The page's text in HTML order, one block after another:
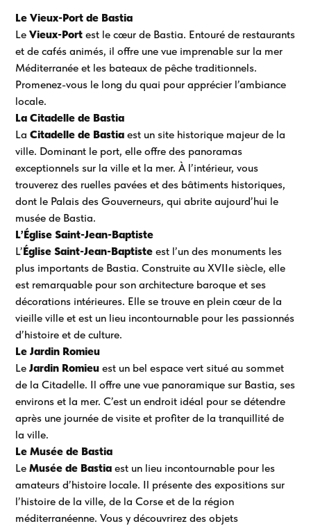
Le Vieux-Port de Bastia
LeVieux-Port est le cœur de Bastia. Entouré de restaurants
et de cafés animés, il offre une vue imprenable sur la mer
Méditerranée et les bateaux de pêche traditionnels.
Promenez-vous le long du quai pour apprécier l’ambiance
locale.
La Citadelle de Bastia
LaCitadelle de Bastia est un site historique majeur de la
ville. Dominant le port, elle offre des panoramas
exceptionnels sur la ville et la mer. À l’intérieur, vous
trouverez des ruelles pavées et des bâtiments historiques,
dont le Palais des Gouverneurs, qui abrite aujourd’hui le
musée de Bastia.
L’Église Saint-Jean-Baptiste
L’Église Saint-Jean-Baptiste est l’un des monuments les
plus importants de Bastia. Construite au XVIIe siècle, elle
est remarquable pour son architecture baroque et ses
décorations intérieures. Elle se trouve en plein cœur de la
vieille ville et est un lieu incontournable pour les passionnés
d’histoire et de culture.
Le Jardin Romieu
LeJardin Romieu est un bel espace vert situé au sommet
de la Citadelle. Il offre une vue panoramique sur Bastia, ses
environs et la mer. C’est un endroit idéal pour se détendre
après une journée de visite et profiter de la tranquillité de
la ville.
Le Musée de Bastia
LeMusée de Bastia est un lieu incontournable pour les
amateurs d’histoire locale. Il présente des expositions sur
l’histoire de la ville, de la Corse et de la région
méditerranéenne. Vous y découvrirez des objets